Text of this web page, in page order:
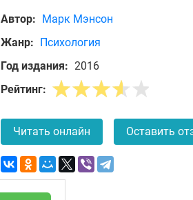
Автор: Марк Мэнсон
Жанр: Психология
Год издания: 2016
Рейтинг:
Читать онлайн Оставить